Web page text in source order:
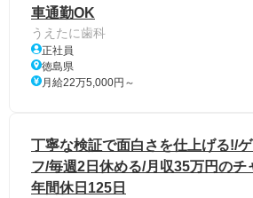
車通勤OK
うえたに歯科
正社員
徳島県
月給22万5,000円～
丁寧な検証で面白さを仕上げる!/
フ/毎週2日休める/月収35万円のチ
年間休日125日